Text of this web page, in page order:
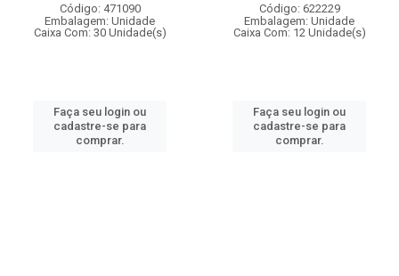
Código: 471090
Embalagem: Unidade
Caixa Com: 30 Unidade(s)
Faça seu login ou
cadastre-se para
comprar.
Código: 622229
Embalagem: Unidade
Caixa Com: 12 Unidade(s)
Faça seu login ou
cadastre-se para
comprar.